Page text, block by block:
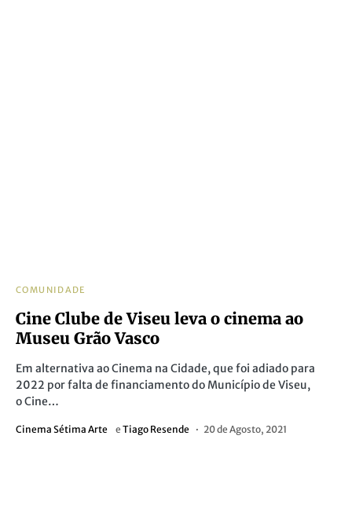
COMUNIDADE
Cine Clube de Viseu leva o cinema ao
Museu Grão Vasco
Em alternativa ao Cinema na Cidade, que foi adiado para
2022 por falta de financiamento do Município de Viseu,
o Cine…
Cinema Sétima Arte e Tiago Resende 20 de Agosto, 2021